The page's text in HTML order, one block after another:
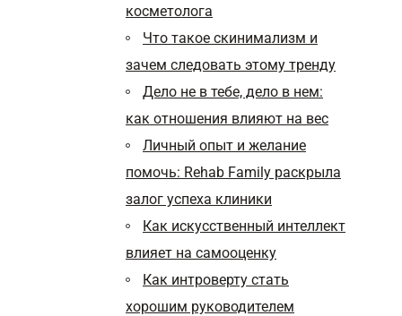
косметолога
Что такое скинимализм и
зачем следовать этому тренду
Дело не в тебе, дело в нем:
как отношения влияют на вес
Личный опыт и желание
помочь: Rehab Family раскрыла
залог успеха клиники
Как искусственный интеллект
влияет на самооценку
Как интроверту стать
хорошим руководителем